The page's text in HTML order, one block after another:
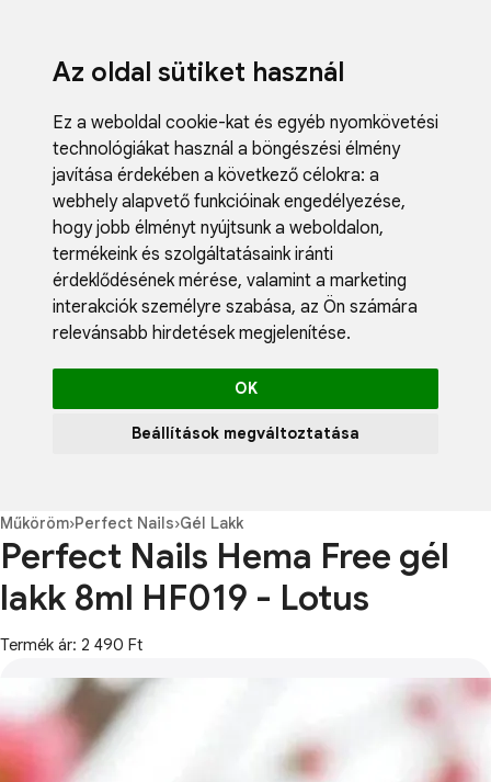
Az oldal sütiket használ
Ez a weboldal cookie-kat és egyéb nyomkövetési
technológiákat használ a böngészési élmény
javítása érdekében a következő célokra: a
webhely alapvető funkcióinak engedélyezése,
hogy jobb élményt nyújtsunk a weboldalon,
termékeink és szolgáltatásaink iránti
érdeklődésének mérése, valamint a marketing
interakciók személyre szabása, az Ön számára
relevánsabb hirdetések megjelenítése.
OK
Beállítások megváltoztatása
Blog
Műköröm›Perfect Nails›Gél Lakk
Perfect Nails Hema Free gél
lakk 8ml HF019 - Lotus
Termék ár: 2 490 Ft